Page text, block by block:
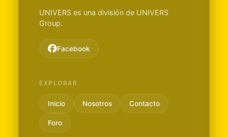
UNIVERS es una división de UNIVERS
Group.
Facebook
EXPLORAR
Inicio Nosotros Contacto
Foro